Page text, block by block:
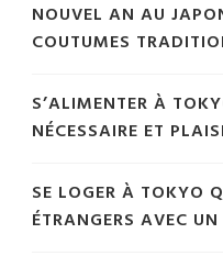
NOUVEL AN AU
COUTUMES
S’ALIMENTER À
NÉCESSAIRE ET
SE LOGER À TOKYO
ÉTRANGERS AVEC